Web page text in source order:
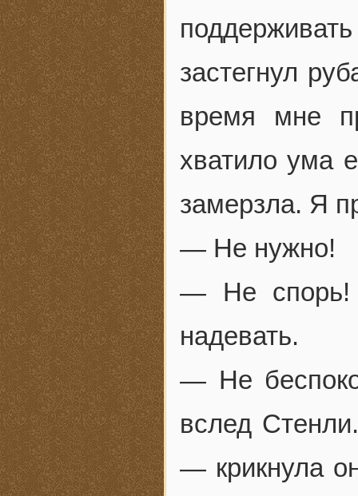
застегнул
время мне
хватило ума
замерзла. Я
— Не нужно!
— Не спорь!
надевать.
— Не
вслед
— крикнула